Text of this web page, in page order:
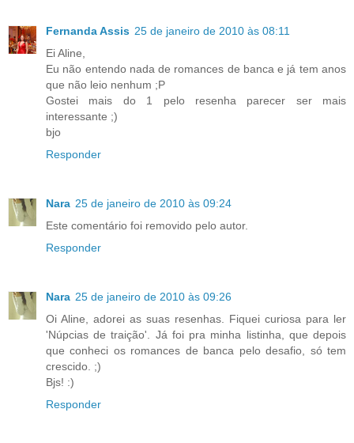
Fernanda Assis 25 de janeiro de 2010 às 08:11
Ei Aline,
Eu não entendo nada de romances de banca e já tem anos
que não leio nenhum ;P
Gostei mais do 1 pelo resenha parecer ser mais
interessante ;)
bjo
Responder
Nara 25 de janeiro de 2010 às 09:24
Este comentário foi removido pelo autor.
Responder
Nara 25 de janeiro de 2010 às 09:26
Oi Aline, adorei as suas resenhas. Fiquei curiosa para ler
'Núpcias de traição'. Já foi pra minha listinha, que depois
que conheci os romances de banca pelo desafio, só tem
crescido. ;)
Bjs! :)
Responder